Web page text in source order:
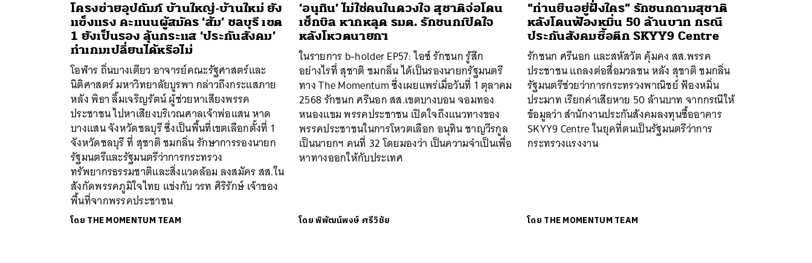
โครงข่ายอุปถัมภ์ บ้านใหญ่-บ้านใหม่ ยัง
แข็งแรง คะแนนผู้สมัคร ‘ส้ม’ ชลบุรี เขต
1 ยังเป็นรอง ลุ้นกระแส ‘ประกันสังคม’
ทำเกมเปลี่ยนได้หรือไม่
โอฬาร ถิ่นบางเตียว อาจารย์คณะรัฐศาสตร์และ
นิติศาสตร์ มหาวิทยาลัยบูรพา กล่าวถึงกระแสภาย
หลัง พิธา ลิ้มเจริญรัตน์ ผู้ช่วยหาเสียงพรรค
ประชาชน ไปหาเสียงบริเวณศาลเจ้าพ่อแสน หาด
บางแสน จังหวัดชลบุรี ซึ่งเป็นพื้นที่เขตเลือกตั้งที่ 1
จังหวัดชลบุรี ที่ สุชาติ ชมกลิ่น รักษาการรองนายก
รัฐมนตรีและรัฐมนตรีว่าการกระทรวง
ทรัพยากรธรรมชาติและสิ่งแวดล้อม ลงสมัคร สส.ใน
สังกัดพรรคภูมิใจไทย แข่งกับ วรท ศิริรักษ์ เจ้าของ
พื้นที่จากพรรคประชาชน
โดย THE MOMENTUM TEAM
‘อนุทิน’ ไม่ใช่คนในดวงใจ สุชาติจ่อโดน
เช็กบิล หากหลุด รมต. รักชนกเปิดใจ
หลังโหวตนายกฯ
ในรายการ b-holder EP57: ไอซ์ รักชนก รู้สึก
อย่างไรที่ สุชาติ ชมกลิ่น ได้เป็นรองนายกรัฐมนตรี
ทาง The Momentum ซึ่งเผยแพร่เมื่อวันที่ 1 ตุลาคม
2568 รักชนก ศรีนอก สส.เขตบางบอน จอมทอง
หนองแขม พรรคประชาชน เปิดใจถึงแนวทางของ
พรรคประชาชนในการโหวตเลือก อนุทิน ชาญวีรกูล
เป็นนายกฯ คนที่ 32 โดยมองว่า เป็นความจำเป็นเพื่อ
หาทางออกให้กับประเทศ
โดยพิพัฒน์พงษ์ ศรีวิชัย
“ท่านยืนอยู่ฝั่งใคร” รักชนกถามสุชาติ
หลังโดนฟ้องหมิ่น 50 ล้านบาท กรณี
ประกันสังคมซื้อตึก SKYY9 Centre
รักชนก ศรีนอก และสหัสวัต คุ้มคง สส.พรรค
ประชาชน แถลงต่อสื่อมวลชน หลัง สุชาติ ชมกลิ่น
รัฐมนตรีช่วยว่าการกระทรวงพาณิชย์ ฟ้องหมิ่น
ประมาท เรียกค่าเสียหาย 50 ล้านบาท จากกรณีให้
ข้อมูลว่า สำนักงานประกันสังคมลงทุนซื้ออาคาร
SKYY9 Centre ในยุคที่ตนเป็นรัฐมนตรีว่าการ
กระทรวงแรงงาน
โดย THE MOMENTUM TEAM